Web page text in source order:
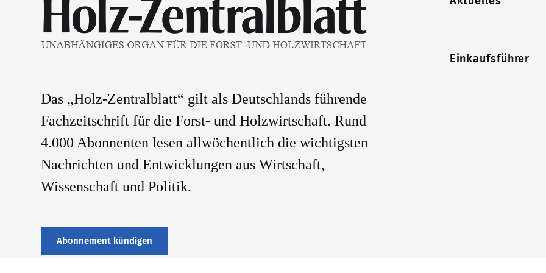
Das „Holz-Zentralblatt“ gilt als Deutschlands führende
Fachzeitschrift für die Forst- und Holzwirtschaft. Rund
4.000 Abonnenten lesen allwöchentlich die wichtigsten
Nachrichten und Entwicklungen aus Wirtschaft,
Wissenschaft und Politik.
Abonnement kündigen
Einkaufsführer